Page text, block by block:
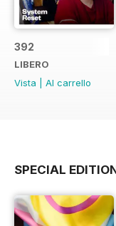
392
LIBERO
Vista
Al carrello
SPECIAL